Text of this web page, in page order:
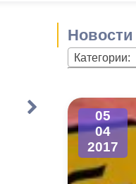
Устав города
Города-
городского
Торги и
Формы
Обратная
Комиссии
График
Новостная
Актуально
Новости
Категории:
05
04
2017